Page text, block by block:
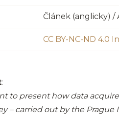
Článek (anglicky) /
CC BY-NC-ND 4.0
:
to present how data
– carried out by the